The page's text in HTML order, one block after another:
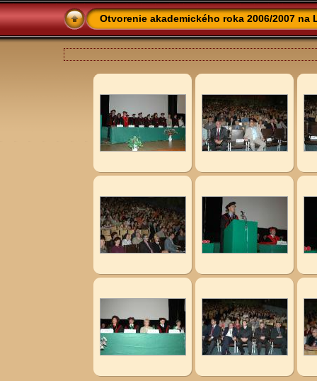
Otvorenie akademického roka 2006/2007 na